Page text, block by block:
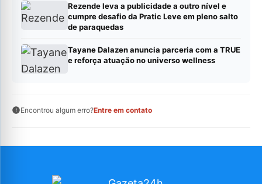
Rezende leva a publicidade a outro nível e
cumpre desafio da Pratic Leve em pleno salto
de paraquedas
Tayane Dalazen anuncia parceria com a TRUE
e reforça atuação no universo wellness
Encontrou algum erro?Entre em contato